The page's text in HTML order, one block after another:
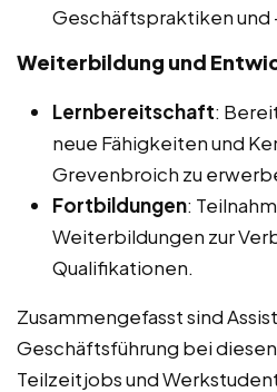
Geschäftspraktiken
Weiterbildung und
Lernbereitschaft:
neue Fähigkeiten und
Grevenbroich zu
Fortbildungen:
Weiterbildungen zur
Qualifikationen.
Zusammengefasst sind
Geschäftsführung bei
Teilzeitjobs und